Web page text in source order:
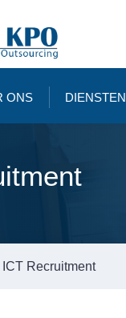
ONS DIENSTEN
ICT Recruitment